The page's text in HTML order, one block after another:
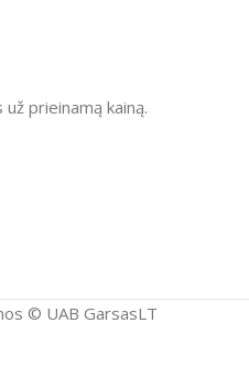
prieinamą kainą.
©️ UAB GarsasLT